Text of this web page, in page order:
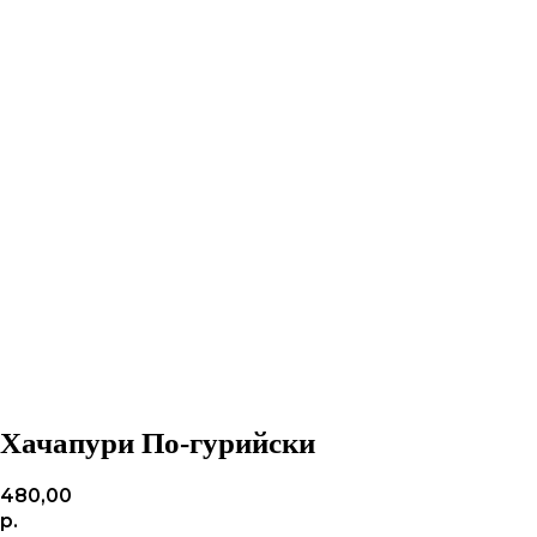
Хачапури По-гурийски
480,00
р.